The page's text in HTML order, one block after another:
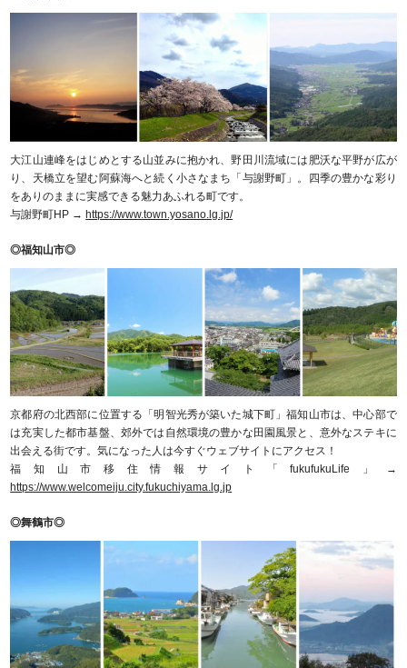
大江山連峰をはじめとする山並みに抱かれ、野田川流域には肥沃な平野が広が
り、天橋立を望む阿蘇海へと続く小さなまち「与謝野町」。四季の豊かな彩り
をありのままに実感できる魅力あふれる町です。
与謝野町HP → https://www.town.yosano.lg.jp/
◎福知山市◎
京都府の北西部に位置する「明智光秀が築いた城下町」福知山市は、中心部で
は充実した都市基盤、郊外では自然環境の豊かな田園風景と、意外なステキに
出会える街です。気になった人は今すぐウェブサイトにアクセス！
福知山市移住情報サイト「fukufukuLife」→
https://www.welcomeiju.city.fukuchiyama.lg.jp
◎舞鶴市◎